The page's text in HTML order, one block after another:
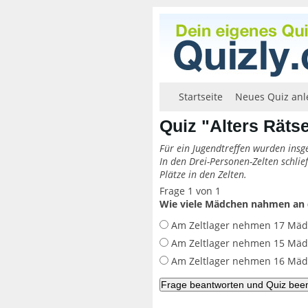
Startseite Neues Quiz
Quiz "Alters
Für ein Jugendtreffen wurden
In den Drei-Personen-Zelten
Plätze in den Zelten.
Frage 1 von 1
Wie viele Mädchen nahmen
Am Zeltlager nehmen 17
Am Zeltlager nehmen 15
Am Zeltlager nehmen 16